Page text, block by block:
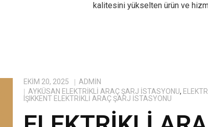
kalitesini yükselten ürün ve
EKIM 20, 2025
ADMIN
AYKÜSAN ELEKTRIKLI ARAÇ ŞARJ İSTASYONU,
IŞIKKENT ELEKTRIKLI ARAÇ ŞARJ İSTASYONU